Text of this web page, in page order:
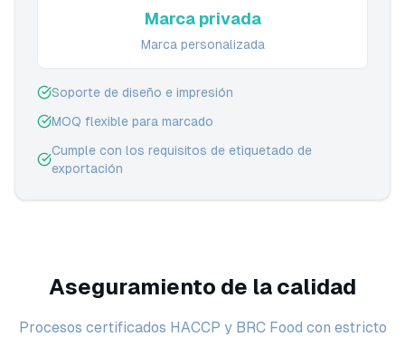
Marca privada
Marca personalizada
Soporte de diseño e impresión
MOQ flexible para marcado
Cumple con los requisitos de etiquetado de
exportación
Aseguramiento de la calidad
Procesos certificados HACCP y BRC Food con estricto